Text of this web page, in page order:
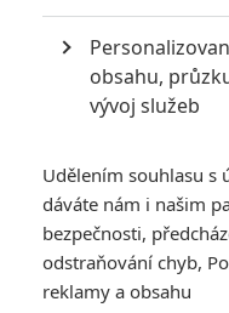
origináleNightcrawler).
reportérovi na volné
trestných činů, líbil, se
vám k ní dodáváme
zda má smysl na film
Slídil:
obsahu,
vývoj služeb
Udělením souhlasu s
dáváte nám i našim
bezpečnosti,
odstraňování chyb,
reklamy a obsahu